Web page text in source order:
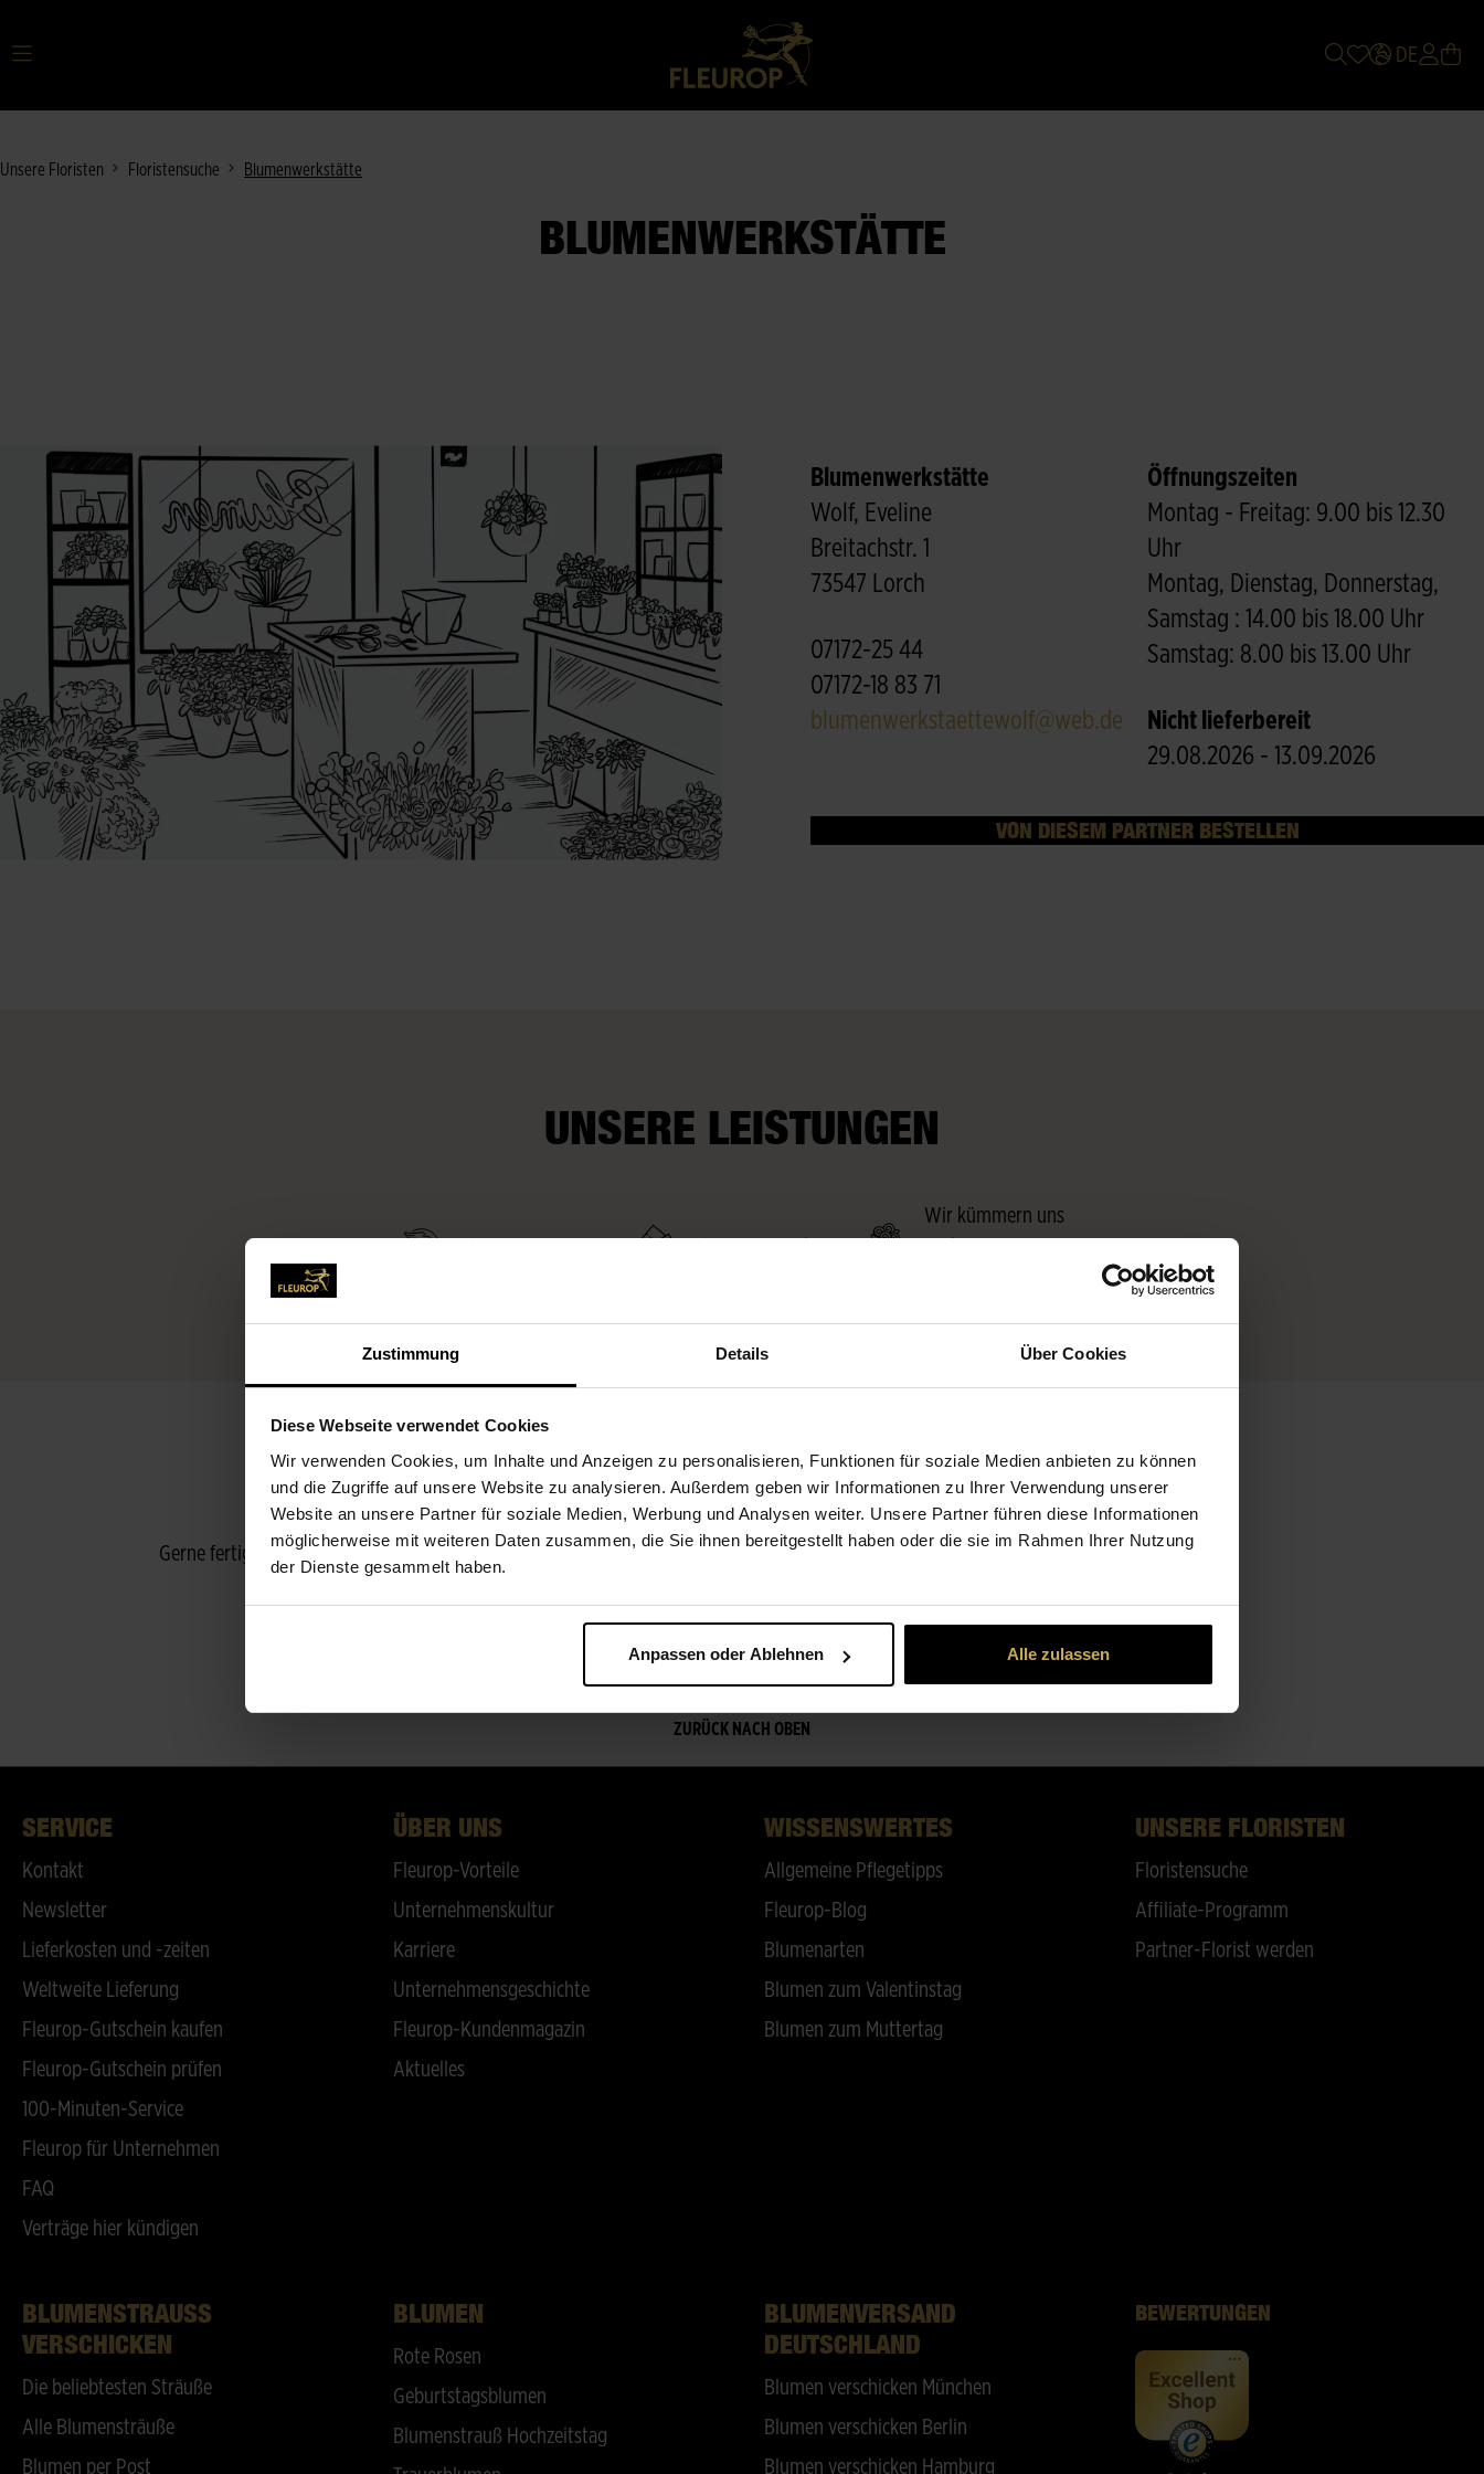
Zustimmung Details Über Cookies
Diese Webseite verwendet Cookies
Wir verwenden Cookies, um Inhalte und Anzeigen zu personalisieren, Funktionen für soziale Medien anbieten zu können
und die Zugriffe auf unsere Website zu analysieren. Außerdem geben wir Informationen zu Ihrer Verwendung unserer
Website an unsere Partner für soziale Medien, Werbung und Analysen weiter. Unsere Partner führen diese Informationen
möglicherweise mit weiteren Daten zusammen, die Sie ihnen bereitgestellt haben oder die sie im Rahmen Ihrer Nutzung
der Dienste gesammelt haben.
Anpassen oder Ablehnen Alle zulassen
DE
Unsere Floristen Floristensuche Blumenwerkstätte
BLUMENWERKSTÄTTE
Blumenwerkstätte
Wolf, Eveline
Breitachstr. 1
73547 Lorch
07172-25 44
07172-18 83 71
blumenwerkstaettewolf@web.de
Öffnungszeiten
Montag - Freitag: 9.00 bis 12.30
Uhr
Montag, Dienstag, Donnerstag,
Samstag : 14.00 bis 18.00 Uhr
Samstag: 8.00 bis 13.00 Uhr
Nicht lieferbereit
29.08.2026 - 13.09.2026
VON DIESEM PARTNER BESTELLEN
UNSERE LEISTUNGEN
Wir kümmern uns
ÜBER UNS
Gerne fertige ich individuelle Arrangements nach telefonischer Absprache.
ZURÜCK NACH OBEN
SERVICE
Kontakt
Newsletter
Lieferkosten und -zeiten
Weltweite Lieferung
Fleurop-Gutschein kaufen
Fleurop-Gutschein prüfen
100-Minuten-Service
Fleurop für Unternehmen
FAQ
Verträge hier kündigen
ÜBER UNS
Fleurop-Vorteile
Unternehmenskultur
Karriere
Unternehmensgeschichte
Fleurop-Kundenmagazin
Aktuelles
WISSENSWERTES
Allgemeine Pflegetipps
Fleurop-Blog
Blumenarten
Blumen zum Valentinstag
Blumen zum Muttertag
UNSERE FLORISTEN
Floristensuche
Affiliate-Programm
Partner-Florist werden
BLUMENSTRAUSS V
ERSCHICKEN
Die beliebtesten Sträuße
Alle Blumensträuße
Blumen per Post
BLUMEN
Rote Rosen
Geburtstagsblumen
Blumenstrauß Hochzeitstag
BLUMENVERSAND
DEUTSCHLAND
Blumen verschicken München
Blumen verschicken Berlin
Blumen verschicken Hamburg
BEWERTUNGEN